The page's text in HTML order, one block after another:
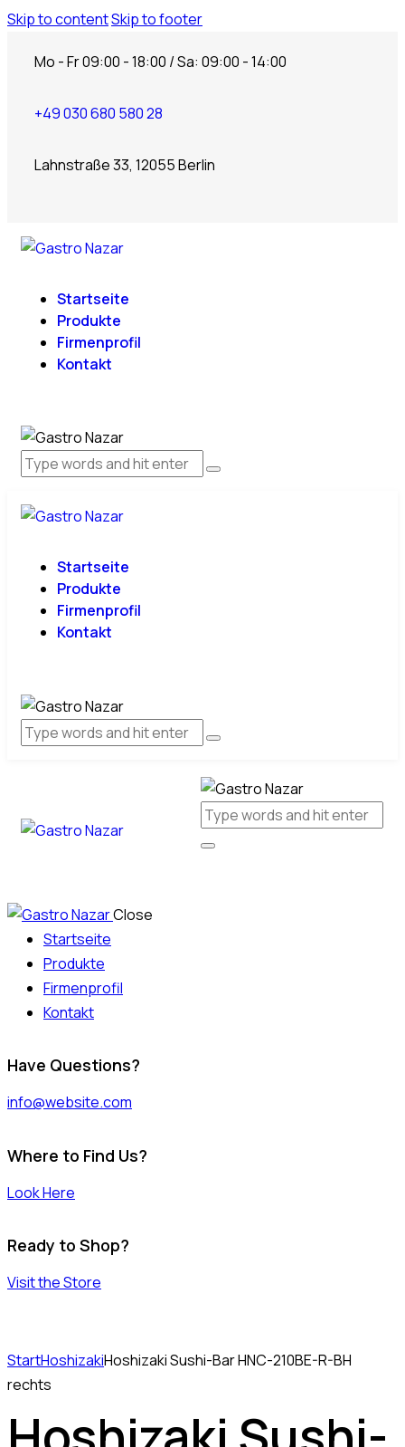
Skip to contentSkip to footer
Mo - Fr 09:00 - 18:00 / Sa: 09:00 - 14:00
+49 030 680 580 28
Lahnstraße 33, 12055 Berlin
Startseite
Produkte
Firmenprofil
Kontakt
Startseite
Produkte
Firmenprofil
Kontakt
Close
Startseite
Produkte
Firmenprofil
Kontakt
Have Questions?
info@website.com
Where to Find Us?
Look Here
Ready to Shop?
Visit the Store
StartHoshizakiHoshizaki Sushi-Bar HNC-210BE-R-BH
rechts